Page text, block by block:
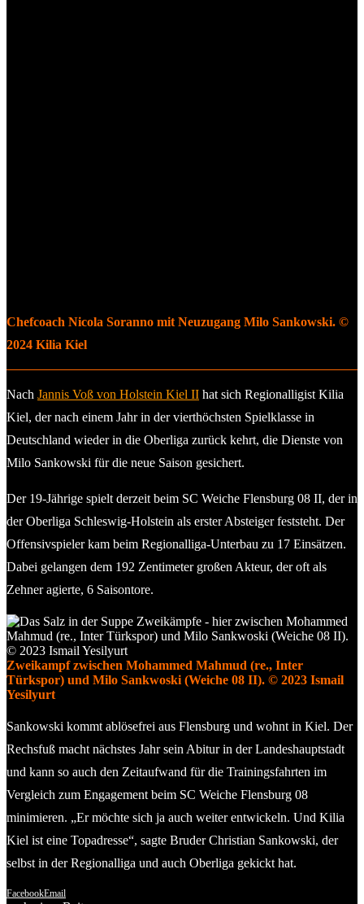
Chefcoach Nicola Soranno mit Neuzugang Milo Sankowski. ©
2024 Kilia Kiel
Nach Jannis Voß von Holstein Kiel II hat sich Regionalligist Kilia
Kiel, der nach einem Jahr in der vierthöchsten Spielklasse in
Deutschland wieder in die Oberliga zurück kehrt, die Dienste von
Milo Sankowski für die neue Saison gesichert.
Der 19-Jährige spielt derzeit beim SC Weiche Flensburg 08 II, der in
der Oberliga Schleswig-Holstein als erster Absteiger feststeht. Der
Offensivspieler kam beim Regionalliga-Unterbau zu 17 Einsätzen.
Dabei gelangen dem 192 Zentimeter großen Akteur, der oft als
Zehner agierte, 6 Saisontore.
Zweikampf zwischen Mohammed Mahmud (re., Inter
Türkspor) und Milo Sankwoski (Weiche 08 II). © 2023 Ismail
Yesilyurt
Sankowski kommt ablösefrei aus Flensburg und wohnt in Kiel. Der
Rechsfuß macht nächstes Jahr sein Abitur in der Landeshauptstadt
und kann so auch den Zeitaufwand für die Trainingsfahrten im
Vergleich zum Engagement beim SC Weiche Flensburg 08
minimieren. „Er möchte sich ja auch weiter entwickeln. Und Kilia
Kiel ist eine Topadresse“, sagte Bruder Christian Sankowski, der
selbst in der Regionalliga und auch Oberliga gekickt hat.
FacebookEmail